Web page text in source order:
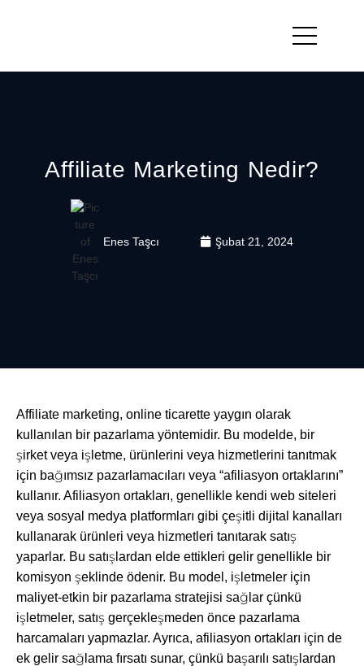
Affiliate Marketing Nedir?
Enes Taşcı Şubat 21, 2024
Affiliate marketing, online ticarette yaygın olarak
kullanılan bir pazarlama yöntemidir. Bu modelde, bir
şirket veya işletme, ürünlerini veya hizmetlerini tanıtmak
için bağımsız pazarlamacıları veya “afiliasyon ortaklarını”
kullanır. Afiliasyon ortakları, genellikle kendi web siteleri
veya sosyal medya platformları gibi çeşitli dijital kanalları
kullanarak ürünleri veya hizmetleri tanıtarak satış
yaparlar. Bu satışlardan elde ettikleri gelir genellikle bir
komisyon şeklinde ödenir. Bu model, işletmeler için
maliyet-etkin bir pazarlama stratejisi sağlar çünkü
işletmeler, satış gerçekleşmeden önce pazarlama
harcamaları yapmazlar. Ayrıca, afiliasyon ortakları için de
ek gelir sağlama fırsatı sunar, çünkü başarılı satışlardan